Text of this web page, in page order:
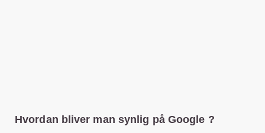
Hvordan bliver man synlig på Google ?